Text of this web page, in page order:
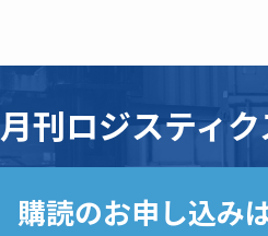
月刊ロジスティ
購読のお申し込み